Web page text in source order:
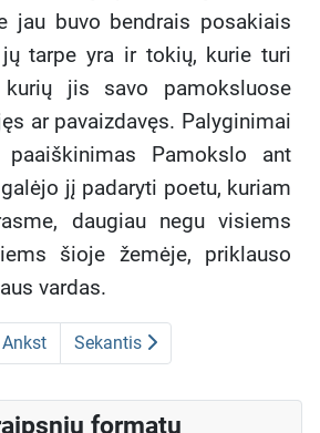
jau buvo bendrais posakiais
tarpe yra ir tokių, kurie turi
kurių jis savo pamoksluose
ar pavaizdavęs. Palyginimai
paaiškinimas Pamokslo ant
jį padaryti poetu, kuriam
daugiau negu visiems
šioje žemėje, priklauso
vardas.
Ankst Sekantis
formatu